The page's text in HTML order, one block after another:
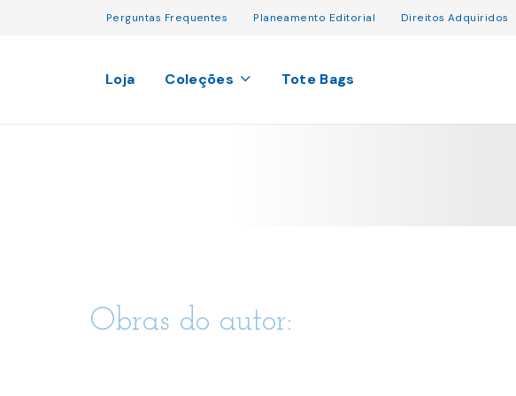
Perguntas Frequentes Planeamento Editorial Direitos Adquiridos
Loja Coleções Tote Bags
Obras do autor: